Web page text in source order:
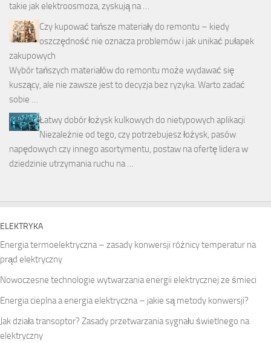
takie jak elektroosmoza, zyskują na …
Czy kupować tańsze materiały do remontu – kiedy
oszczędność nie oznacza problemów i jak unikać pułapek
zakupowych
Wybór tańszych materiałów do remontu może wydawać się
kuszący, ale nie zawsze jest to decyzja bez ryzyka. Warto zadać
sobie …
Łatwy dobór łożysk kulkowych do nietypowych aplikacji
Niezależnie od tego, czy potrzebujesz łożysk, pasów
napędowych czy innego asortymentu, postaw na ofertę lidera w
dziedzinie utrzymania ruchu na …
ELEKTRYKA
Energia termoelektryczna – zasady konwersji różnicy temperatur na
prąd elektryczny
Nowoczesne technologie wytwarzania energii elektrycznej ze śmieci
Energia cieplna a energia elektryczna – jakie są metody konwersji?
Jak działa transoptor? Zasady przetwarzania sygnału świetlnego na
elektryczny